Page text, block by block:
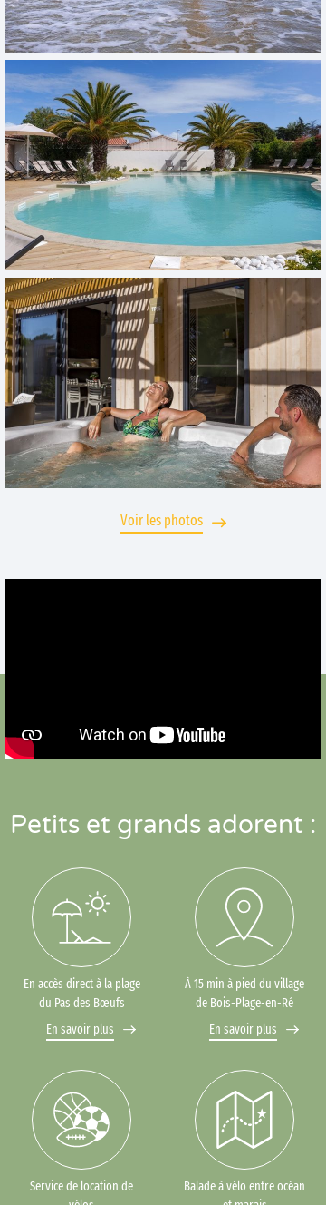
Voir les photos
Petits et grands adorent :
En accès direct à la plage
du Pas des Bœufs
En savoir plus
À 15 min à pied du village
de Bois-Plage-en-Ré
En savoir plus
Service de location de
Balade à vélo entre océan